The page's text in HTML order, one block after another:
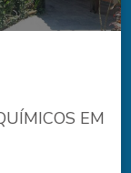
EM